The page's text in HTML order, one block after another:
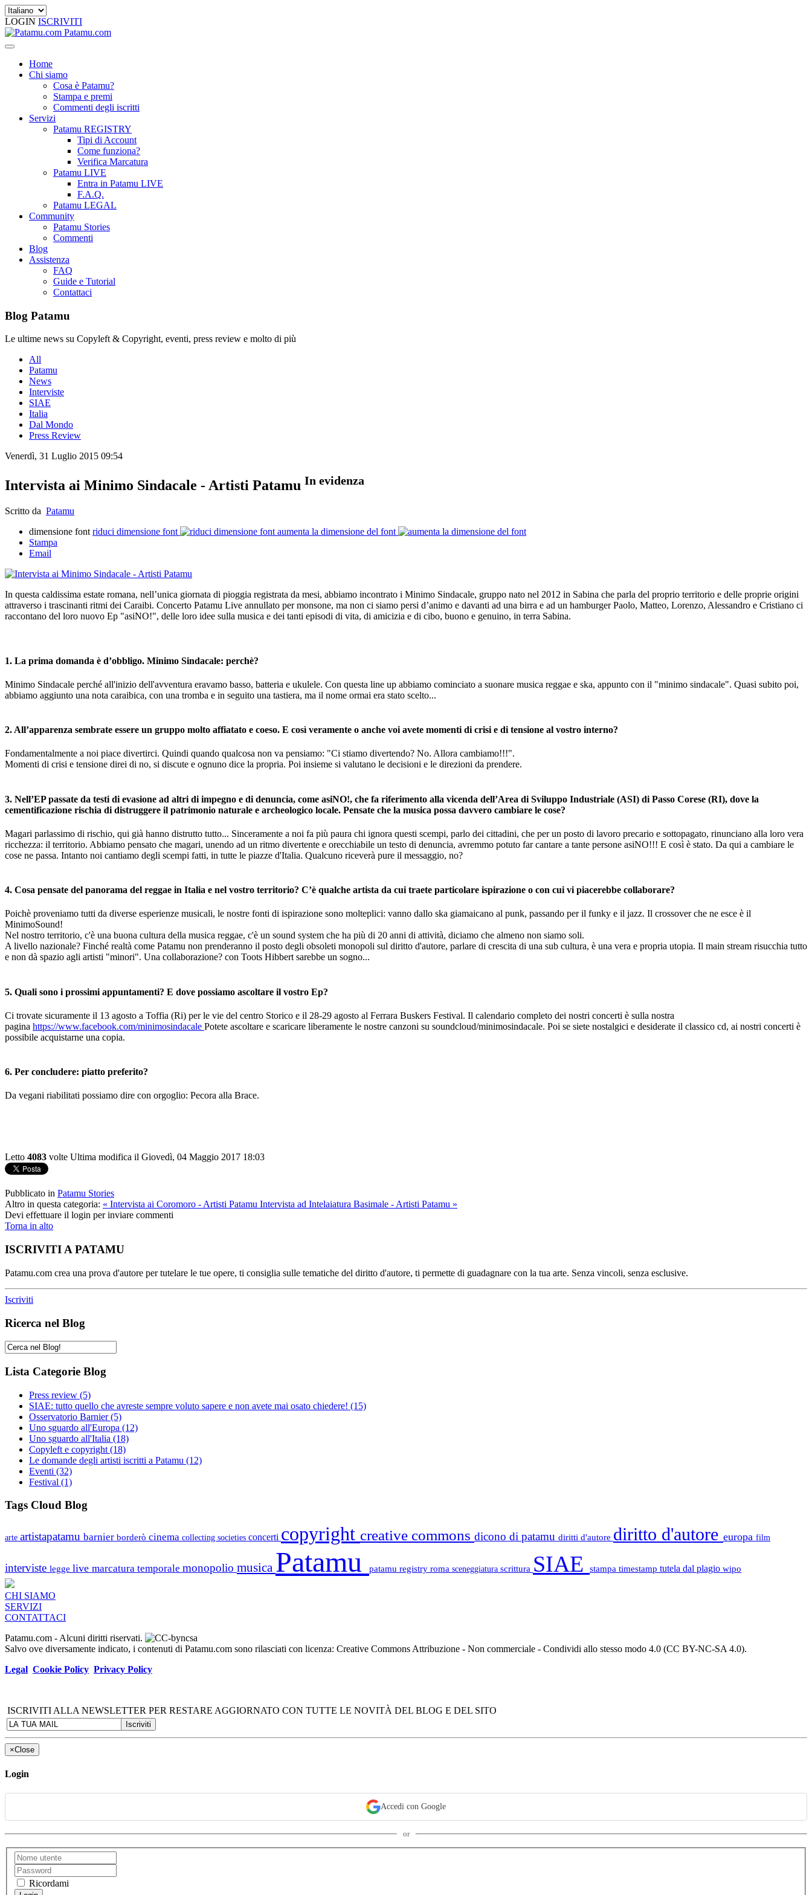
LOGIN ISCRIVITI
Patamu.com
Home
Chi siamo
Cosa è Patamu?
Stampa e premi
Commenti degli iscritti
Servizi
Patamu REGISTRY
Tipi di Account
Come funziona?
Verifica Marcatura
Patamu LIVE
Entra in Patamu LIVE
F.A.Q.
Patamu LEGAL
Community
Patamu Stories
Commenti
Blog
Assistenza
FAQ
Guide e Tutorial
Contattaci
Blog Patamu
Le ultime news su Copyleft & Copyright, eventi, press review e molto di più
All
Patamu
News
Interviste
SIAE
Italia
Dal Mondo
Press Review
Venerdì, 31 Luglio 2015 09:54
Intervista ai Minimo Sindacale - Artisti Patamu In evidenza
Scritto da Patamu
dimensione font riduci dimensione font
aumenta la dimensione del font
Stampa
Email
In questa caldissima estate romana, nell’unica giornata di pioggia registrata da mesi, abbiamo incontrato i Minimo Sindacale, gruppo nato nel 2012 in Sabina che parla del proprio territorio e delle proprie origini
attraverso i trascinanti ritmi dei Caraibi. Concerto Patamu Live annullato per monsone, ma non ci siamo persi d’animo e davanti ad una birra e ad un hamburger Paolo, Matteo, Lorenzo, Alessandro e Cristiano ci
raccontano del loro nuovo Ep "asiNO!", delle loro idee sulla musica e dei tanti episodi di vita, di amicizia e di cibo, buono e genuino, in terra Sabina.
1. La prima domanda è d’obbligo. Minimo Sindacale: perchè?
Minimo Sindacale perché all'inizio dell'avventura eravamo basso, batteria e ukulele. Con questa line up abbiamo cominciato a suonare musica reggae e ska, appunto con il "minimo sindacale". Quasi subito poi,
abbiamo aggiunto una nota caraibica, con una tromba e in seguito una tastiera, ma il nome ormai era stato scelto...
2. All’apparenza sembrate essere un gruppo molto affiatato e coeso. E così veramente o anche voi avete momenti di crisi e di tensione al vostro interno?
Fondamentalmente a noi piace divertirci. Quindi quando qualcosa non va pensiamo: "Ci stiamo divertendo? No. Allora cambiamo!!!".
Momenti di crisi e tensione direi di no, si discute e ognuno dice la propria. Poi insieme si valutano le decisioni e le direzioni da prendere.
3. Nell’EP passate da testi di evasione ad altri di impegno e di denuncia, come asiNO!, che fa riferimento alla vicenda dell’Area di Sviluppo Industriale (ASI) di Passo Corese (RI), dove la
cementificazione rischia di distruggere il patrimonio naturale e archeologico locale. Pensate che la musica possa davvero cambiare le cose?
Magari parlassimo di rischio, qui già hanno distrutto tutto... Sinceramente a noi fa più paura chi ignora questi scempi, parlo dei cittadini, che per un posto di lavoro precario e sottopagato, rinunciano alla loro vera
ricchezza: il territorio. Abbiamo pensato che magari, unendo ad un ritmo divertente e orecchiabile un testo di denuncia, avremmo potuto far cantare a tante persone asiNO!!! E così è stato. Da qui a cambiare le
cose ne passa. Intanto noi cantiamo degli scempi fatti, in tutte le piazze d'Italia. Qualcuno riceverà pure il messaggio, no?
4. Cosa pensate del panorama del reggae in Italia e nel vostro territorio? C’è qualche artista da cui traete particolare ispirazione o con cui vi piacerebbe collaborare?
Poichè proveniamo tutti da diverse esperienze musicali, le nostre fonti di ispirazione sono molteplici: vanno dallo ska giamaicano al punk, passando per il funky e il jazz. Il crossover che ne esce è il
MinimoSound!
Nel nostro territorio, c'è una buona cultura della musica reggae, c'è un sound system che ha più di 20 anni di attività, diciamo che almeno non siamo soli.
A livello nazionale? Finché realtà come Patamu non prenderanno il posto degli obsoleti monopoli sul diritto d'autore, parlare di crescita di una sub cultura, è una vera e propria utopia. Il main stream risucchia tutto
e non dà spazio agli artisti "minori". Una collaborazione? con Toots Hibbert sarebbe un sogno...
5. Quali sono i prossimi appuntamenti? E dove possiamo ascoltare il vostro Ep?
Ci trovate sicuramente il 13 agosto a Toffia (Ri) per le vie del centro Storico e il 28-29 agosto al Ferrara Buskers Festival. Il calendario completo dei nostri concerti è sulla nostra
pagina https://www.facebook.com/minimosindacale Potete ascoltare e scaricare liberamente le nostre canzoni su soundcloud/minimosindacale. Poi se siete nostalgici e desiderate il classico cd, ai nostri concerti è
possibile acquistarne una copia.
6. Per concludere: piatto preferito?
Da vegani riabilitati possiamo dire con orgoglio: Pecora alla Brace.
Letto 4083 volte Ultima modifica il Giovedì, 04 Maggio 2017 18:03
Pubblicato in Patamu Stories
Altro in questa categoria: « Intervista ai Coromoro - Artisti Patamu Intervista ad Intelaiatura Basimale - Artisti Patamu »
Devi effettuare il login per inviare commenti
Torna in alto
ISCRIVITI A PATAMU
Patamu.com crea una prova d'autore per tutelare le tue opere, ti consiglia sulle tematiche del diritto d'autore, ti permette di guadagnare con la tua arte. Senza vincoli, senza esclusive.
Iscriviti
Ricerca nel Blog
Lista Categorie Blog
Press review (5)
SIAE: tutto quello che avreste sempre voluto sapere e non avete mai osato chiedere! (15)
Osservatorio Barnier(5)
Uno sguardo all'Europa (12)
Uno sguardo all'Italia (18)
Copyleft e copyright (18)
Le domande degli artisti iscritti a Patamu (12)
Eventi (32)
Festival (1)
Tags Cloud Blog
arte artistapatamu barnier borderò cinema collecting societies concerti copyright creative commons dicono di patamu diritti d'autore diritto d'autore europa film
interviste legge live marcatura temporale monopolio musica Patamu patamu registry roma sceneggiatura scrittura SIAE stampa timestamp tutela dal plagio wipo
CHI SIAMO
SERVIZI
CONTATTACI
Patamu.com - Alcuni diritti riservati.
Salvo ove diversamente indicato, i contenuti di Patamu.com sono rilasciati con licenza: Creative Commons Attribuzione - Non commerciale - Condividi allo stesso modo 4.0 (CC BY-NC-SA 4.0).
Legal Cookie Policy Privacy Policy
ISCRIVITI ALLA NEWSLETTER PER RESTARE AGGIORNATO CON TUTTE LE NOVITÀ DEL BLOG E DEL SITO
×Close
Login
Accedi con Google
or
Ricordami